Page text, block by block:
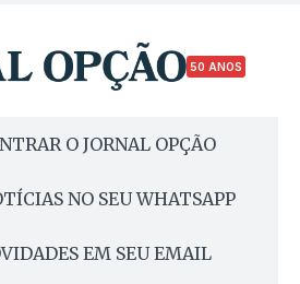
50 ANOS
O JORNAL OPÇÃO
NO SEU WHATSAPP
EM SEU EMAIL